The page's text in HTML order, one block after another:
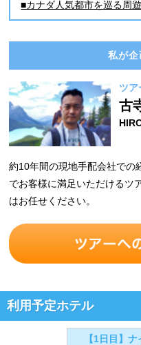
■カナダ人気都市を巡る周
私が企
ツア
古
約10年間の現地手配会社での
でお客様に満足いただけるツ
はお任せください。
利用予定ホテル
【1日目】